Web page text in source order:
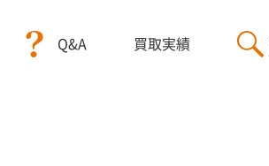
Q&A 買取実績